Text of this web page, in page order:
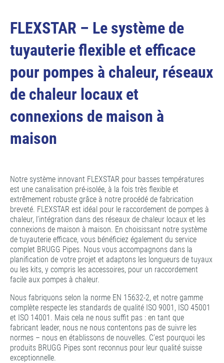
FLEXSTAR – Le système de
tuyauterie flexible et efficace
pour pompes à chaleur, réseaux
de chaleur locaux et
connexions de maison à
maison
Notre système innovant FLEXSTAR pour basses températures
est une canalisation pré-isolée, à la fois très flexible et
extrêmement robuste grâce à notre procédé de fabrication
breveté. FLEXSTAR est idéal pour le raccordement de pompes à
chaleur, l’intégration dans des réseaux de chaleur locaux et les
connexions de maison à maison. En choisissant notre système
de tuyauterie efficace, vous bénéficiez également du service
complet BRUGG Pipes. Nous vous accompagnons dans la
planification de votre projet et adaptons les longueurs de tuyaux
ou les kits, y compris les accessoires, pour un raccordement
facile aux pompes à chaleur.
Nous fabriquons selon la norme EN 15632-2, et notre gamme
complète respecte les standards de qualité ISO 9001, ISO 45001
et ISO 14001. Mais cela ne nous suffit pas : en tant que
fabricant leader, nous ne nous contentons pas de suivre les
normes – nous en établissons de nouvelles. C’est pourquoi les
produits BRUGG Pipes sont reconnus pour leur qualité suisse
exceptionnelle.